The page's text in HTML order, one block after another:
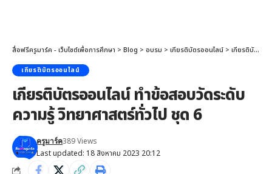
สื่อฟรีครูมาร์ค - เว็บไซต์เพื่อการศึกษา > Blog > อบรม > เกียรติบัตรออนไลน์ > เกียรติบัตรออนไลน์ ทำข้อสอบวัดระดับความรู้ วิทยาศาสตร์ทั่วไป ชุด 6
เกียรติบัตรออนไลน์
เกียรติบัตรออนไลน์ ทำข้อสอบวัดระดับ
ความรู้ วิทยาศาสตร์ทั่วไป ชุด 6
Last updated: 18 สิงหาคม 2023 20:12
ครูมาร์ค389 Views